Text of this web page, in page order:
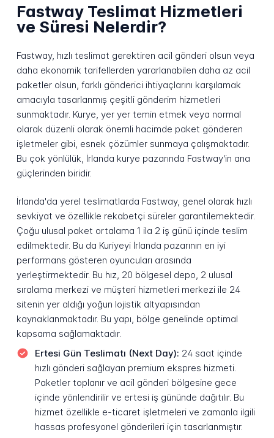
Fastway Teslimat Hizmetleri
ve Süresi Nelerdir?
Fastway, hızlı teslimat gerektiren acil gönderi olsun veya
daha ekonomik tarifellerden yararlanabilen daha az acil
paketler olsun, farklı gönderici ihtiyaçlarını karşılamak
amacıyla tasarlanmış çeşitli gönderim hizmetleri
sunmaktadır. Kurye, yer yer temin etmek veya normal
olarak düzenli olarak önemli hacimde paket gönderen
işletmeler gibi, esnek çözümler sunmaya çalışmaktadır.
Bu çok yönlülük, İrlanda kurye pazarında Fastway'in ana
güçlerinden biridir.
İrlanda'da yerel teslimatlarda Fastway, genel olarak hızlı
sevkiyat ve özellikle rekabetçi süreler garantilemektedir.
Çoğu ulusal paket ortalama 1 ila 2 iş günü içinde teslim
edilmektedir. Bu da Kuriyeyi İrlanda pazarının en iyi
performans gösteren oyuncuları arasında
yerleştirmektedir. Bu hız, 20 bölgesel depo, 2 ulusal
sıralama merkezi ve müşteri hizmetleri merkezi ile 24
sitenin yer aldığı yoğun lojistik altyapısından
kaynaklanmaktadır. Bu yapı, bölge genelinde optimal
kapsama sağlamaktadır.
Ertesi Gün Teslimatı (Next Day): 24 saat içinde
hızlı gönderi sağlayan premium ekspres hizmeti.
Paketler toplanır ve acil gönderi bölgesine gece
içinde yönlendirilir ve ertesi iş gününde dağıtılır. Bu
hizmet özellikle e-ticaret işletmeleri ve zamanla ilgili
hassas profesyonel gönderileri için tasarlanmıştır.